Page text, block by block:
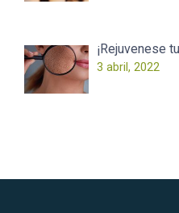
¡Rejuvenese
3 abril, 2022